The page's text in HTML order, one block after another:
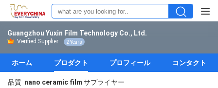
Guangzhou Yuxin Film Technology Co., Ltd.
Verified Supplier 2 Years
ホーム プロダクト プロフィール コンタクト
品質 nano ceramic film サプライヤー